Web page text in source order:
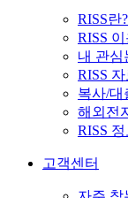
RISS란?
RISS
내 관심
RISS
복사/대
해외전
RISS
고객센터